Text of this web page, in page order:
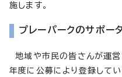
施します。
プレーパークのサポー
地域や市民の皆さんが運営
年度に公募により登録して